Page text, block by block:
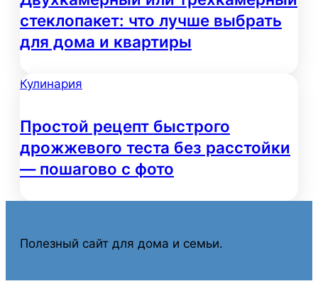
стеклопакет: что лучше выбрать
для дома и квартиры
Кулинария
Простой рецепт быстрого
дрожжевого теста без расстойки
— пошагово с фото
Полезный сайт для дома и семьи.